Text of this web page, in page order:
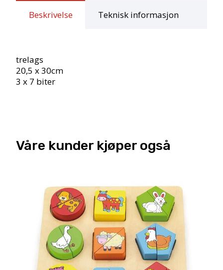
Beskrivelse Teknisk informasjon
trelags
20,5 x 30cm
3 x 7 biter
Våre kunder kjøper også